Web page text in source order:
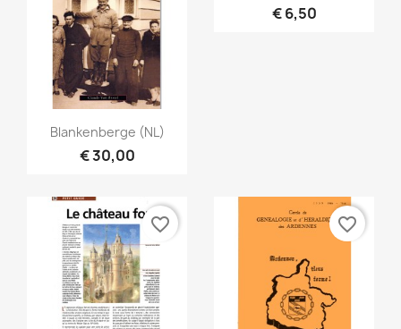
Snel bekijken
Blankenberge (NL)
€ 30,00
€ 6,50
favorite_border favorite_border